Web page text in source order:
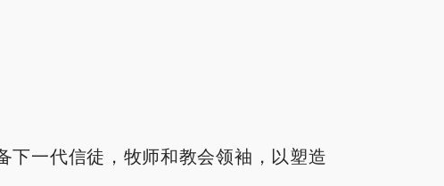
下一代信徒，牧师和教会领袖，以塑造